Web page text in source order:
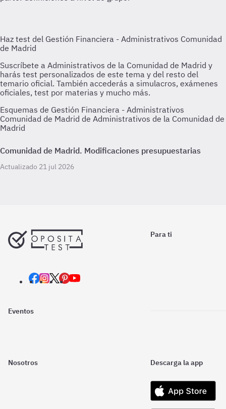
Esquemas de Gestión Financiera - Administrativos
Comunidad de Madrid de Administrativos de la Comunidad de
Madrid
Comunidad de Madrid. Modificaciones presupuestarias
Actualizado 21 jul 2026
Para ti
Eventos
Nosotros Descarga la app